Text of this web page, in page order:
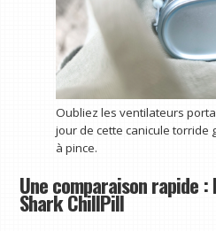
Oubliez les ventilateurs
jour de cette canicule torride
à pince.
Une comparaison rapide :
Shark ChillPill